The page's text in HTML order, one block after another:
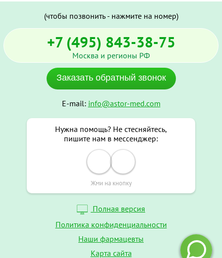
(чтобы позвонить - нажмите на номер)
+7 (495) 843-38-75
Москва и регионы РФ
Заказать обратный звонок
E-mail: info@astor-med.com
Нужна помощь? Не стесняйтесь,
пишите нам в мессенджер:
Жми на кнопку
Полная версия
Политика конфиденциальности
Наши фармацевты
Карта сайта